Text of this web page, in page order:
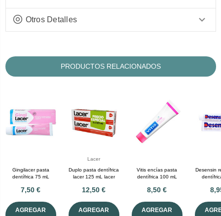
Otros Detalles
PRODUCTOS RELACIONADOS
Gingilacer pasta
dentífrica 75 mL
7,50 €
AGREGAR
Lacer
Duplo pasta dentífrica
lacer 125 mL lacer
12,50 €
AGREGAR
Vitis encías pasta
dentífrica 100 mL
8,50 €
AGREGAR
Desensin